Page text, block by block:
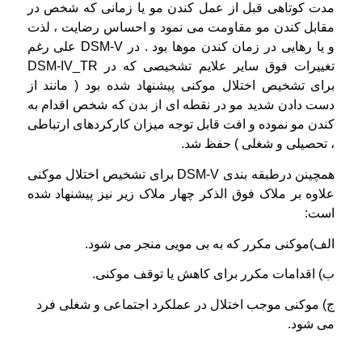
مدت کوتاهی قبل از عمل کندن مو یا زمانی که شخص در
مقابل کندن مو مقاومت می نمود و احساس رضایت ، لذت
و یا رهایی در زمان کندن موها بود . در DSM-V علی رغم
تغییرات فوق سایر علایم تشخیصی که در DSM-IV_TR
برای تشخیص اختلال موکنی پیشنهاد شده بود ( مانند از
دست دادن شدید مو در نقطه ای از بدن که شخص اقدام به
کندن مو نموده و افت قابل توجه میزان کارکردهای ارتباطی
، تحصیلی و شغلی ) حفظ شد.
همچینن درطبقه بندی DSM-V برای تشخیص اختلال موکنی
علاوه بر ملاک فوق الذکر چهار ملاک زیر نیز پیشنهاد شده
است:
الف)موکنی مکرر که به بی مویی منجر می شود.
ب) اقدامات مکرر برای کاهش یا توقف موکنی.
ج) موکنی موجب اختلال در عملکرد اجتماعی و شغلی فرد
می شود.